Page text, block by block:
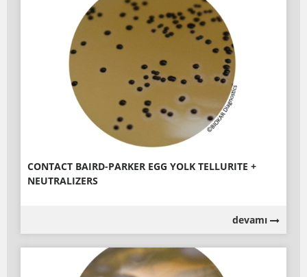
CONTACT BAIRD-PARKER EGG YOLK TELLURITE +
NEUTRALIZERS
devamı